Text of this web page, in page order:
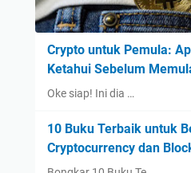
Crypto untuk Pemula:
Ketahui Sebelum
Oke siap! Ini dia …
10 Buku Terbaik untuk
Cryptocurrency dan